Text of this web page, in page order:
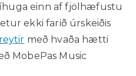
einn af fjölhæfustu
ekki farið úrskeiðis
með hvaða hætti
MobePas Music